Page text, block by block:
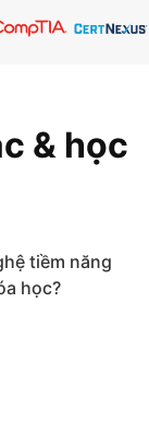
& học
tiềm năng
học?